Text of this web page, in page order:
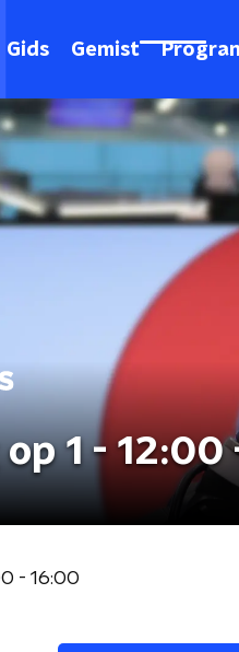
Gids Gemist
1 - 12:00
- 16:00